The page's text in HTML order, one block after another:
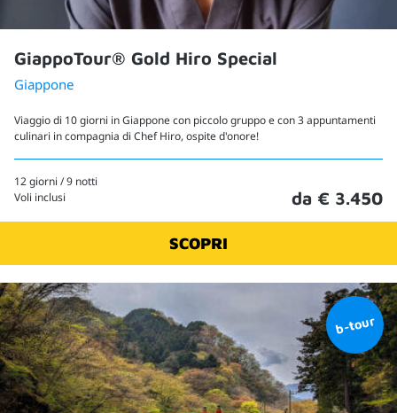
GiappoTour® Gold Hiro Special
Giappone
Viaggio di 10 giorni in Giappone con piccolo gruppo e con 3 appuntamenti
culinari in compagnia di Chef Hiro, ospite d'onore!
12 giorni / 9 notti
Voli inclusi
da € 3.450
SCOPRI